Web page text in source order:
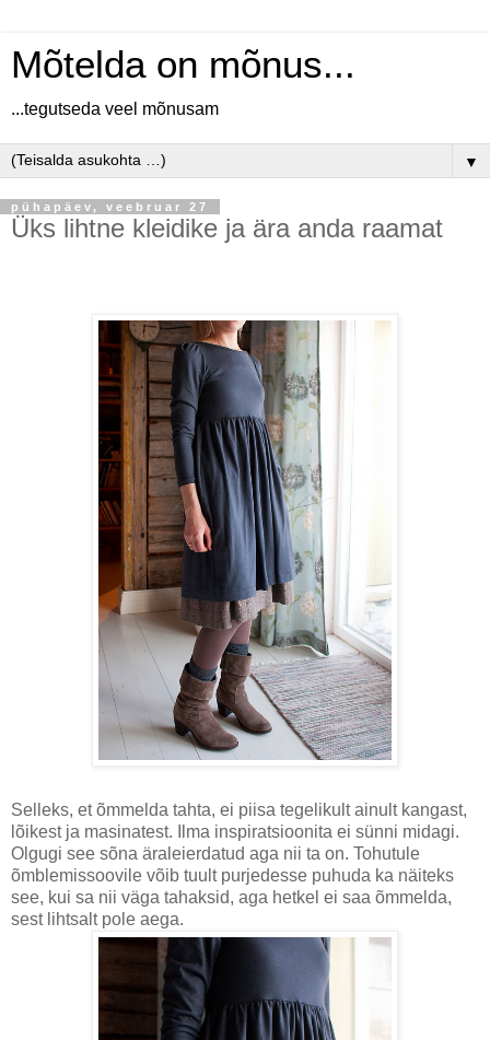
Mõtelda on mõnus...
...tegutseda veel mõnusam
▼
pühapäev, veebruar 27
Üks lihtne kleidike ja ära anda raamat
Selleks, et õmmelda tahta, ei piisa tegelikult ainult kangast,
lõikest ja masinatest. Ilma inspiratsioonita ei sünni midagi.
Olgugi see sõna äraleierdatud aga nii ta on. Tohutule
õmblemissoovile võib tuult purjedesse puhuda ka näiteks
see, kui sa nii väga tahaksid, aga hetkel ei saa õmmelda,
sest lihtsalt pole aega.